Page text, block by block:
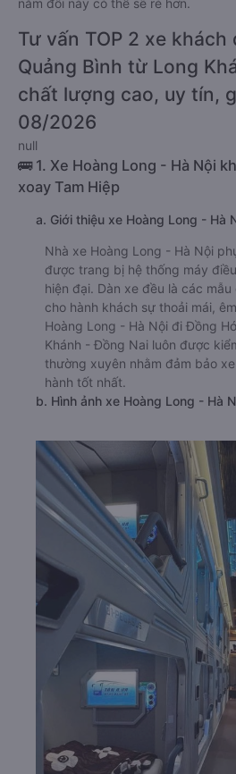
nằm đôi này có thể sẽ rẻ hơn.
Tư vấn TOP 2 xe
Quảng Bình từ Long
chất lượng cao, uy tín,
08/2026
null
🚌 1. Xe Hoàng Long - Hà Nội
xoay Tam Hiệp
a. Giới thiệu xe Hoàng Long - Hà
Nhà xe Hoàng Long - Hà Nội
được trang bị hệ thống máy
hiện đại. Dàn xe đều là các
cho hành khách sự thoải mái,
Hoàng Long - Hà Nội đi Đồng
Khánh - Đồng Nai luôn được
thường xuyên nhằm đảm bảo
hành tốt nhất.
b. Hình ảnh xe Hoàng Long - Hà